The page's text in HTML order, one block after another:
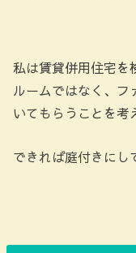
私は賃貸併用住宅を
ルームではなく、フ
いてもらうことを考
できれば庭付きにし